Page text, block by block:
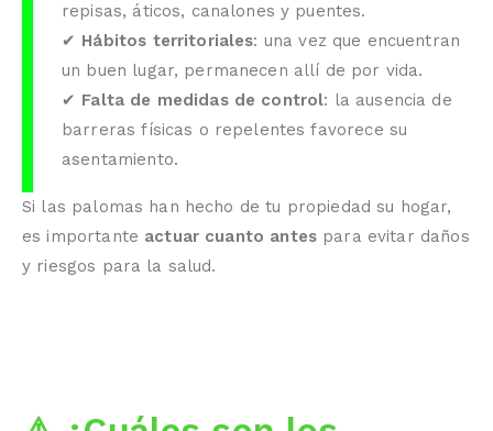
repisas, áticos, canalones y puentes.
✔ Hábitos territoriales: una vez que encuentran
un buen lugar, permanecen allí de por vida.
✔ Falta de medidas de control: la ausencia de
barreras físicas o repelentes favorece su
asentamiento.
Si las palomas han hecho de tu propiedad su hogar,
es importante actuar cuanto antespara evitar daños
y riesgos para la salud.